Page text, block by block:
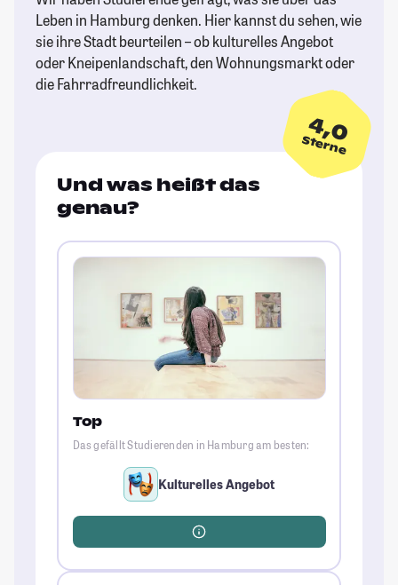
Leben in Hamburg denken. Hier kannst du sehen, wie
sie ihre Stadt beurteilen – ob kulturelles Angebot
oder Kneipenlandschaft, den Wohnungsmarkt oder
die Fahrradfreundlichkeit.
4,0
Sterne
Und was heißt das
genau?
Top
Das gefällt Studierenden in Hamburg am besten:
Kulturelles Angebot